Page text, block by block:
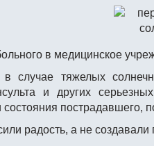
в медицинское
случае тяжелых
и других
состояния пострадавшего,
радость, а не